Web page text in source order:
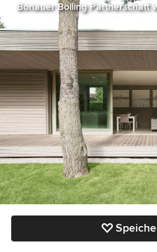
Bonauer Bölling Partnerschaft